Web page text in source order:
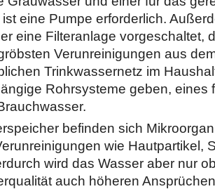
eine Pumpe erforderlich.
eine Filteranlage vorgeschaltet,
Verunreinigungen aus
Trinkwassernetz im
Rohrsysteme geben, eines
befinden sich
wie Hautpartikel,
wird das Wasser aber nur
auch höheren